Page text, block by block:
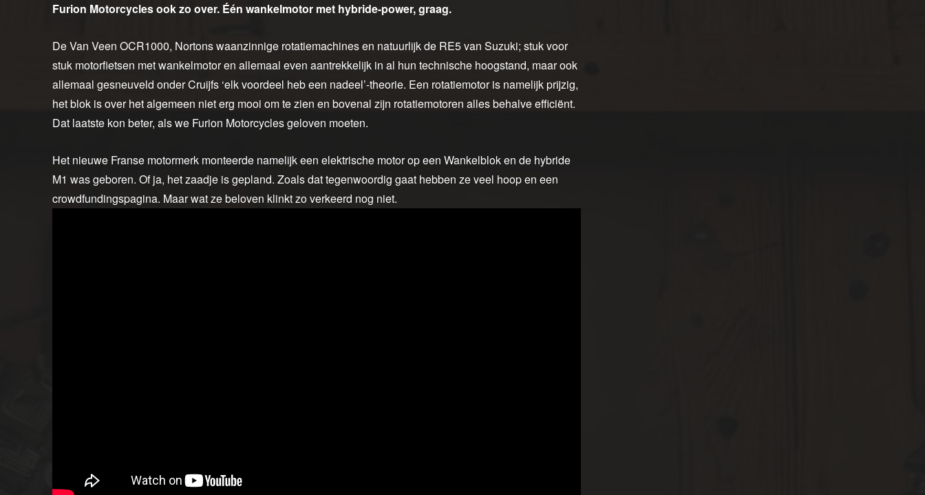
Furion Motorcycles ook zo over. Één wankelmotor met hybride-power, graag.
De Van Veen OCR1000, Nortons waanzinnige rotatiemachines en natuurlijk de RE5 van Suzuki; stuk voor
stuk motorfietsen met wankelmotor en allemaal even aantrekkelijk in al hun technische hoogstand, maar ook
allemaal gesneuveld onder Cruijfs ‘elk voordeel heb een nadeel’-theorie. Een rotatiemotor is namelijk prijzig,
het blok is over het algemeen niet erg mooi om te zien en bovenal zijn rotatiemotoren alles behalve efficiënt.
Dat laatste kon beter, als we Furion Motorcycles geloven moeten.
Het nieuwe Franse motormerk monteerde namelijk een elektrische motor op een Wankelblok en de hybride
M1 was geboren. Of ja, het zaadje is gepland. Zoals dat tegenwoordig gaat hebben ze veel hoop en een
crowdfundingspagina. Maar wat ze beloven klinkt zo verkeerd nog niet.